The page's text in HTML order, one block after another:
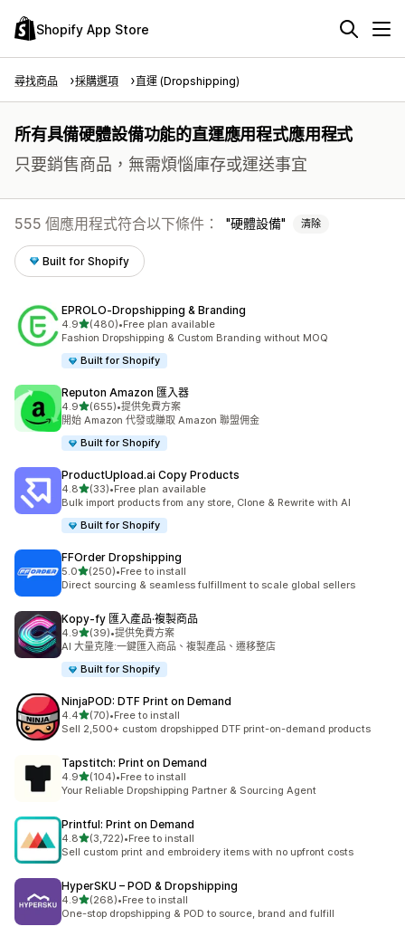
Shopify App Store
尋找商品 採購選項 直運 (Dropshipping)
所有具備硬體設備功能的直運應用程式應用程式
只要銷售商品，無需煩惱庫存或運送事宜
555 個應用程式符合以下條件： 硬體設備 清除
Built for Shopify
EPROLO‑Dropshipping & Branding
4.9滿分 5 顆星
(480)
共有 480 則評價
•Free plan available
Fashion Dropshipping & Custom Branding without MOQ
Built for Shopify
Reputon Amazon 匯入器
4.9滿分 5 顆星
(655)
共有 655 則評價
•提供免費方案
開始 Amazon 代發或賺取 Amazon 聯盟佣金
Built for Shopify
ProductUpload.ai Copy Products
4.8滿分 5 顆星
(33)
共有 33 則評價
•Free plan available
Bulk import products from any store, Clone & Rewrite with AI
Built for Shopify
FFOrder Dropshipping
5.0滿分 5 顆星
(250)
共有 250 則評價
•Free to install
Direct sourcing & seamless fulfillment to scale global sellers
Kopy‑fy 匯入產品·複製商品
4.9滿分 5 顆星
(39)
共有 39 則評價
•提供免費方案
AI 大量克隆:一鍵匯入商品、複製產品、遷移整店
Built for Shopify
NinjaPOD: DTF Print on Demand
4.4滿分 5 顆星
(70)
共有 70 則評價
•Free to install
Sell 2,500+ custom dropshipped DTF print-on-demand products
Tapstitch: Print on Demand
4.9滿分 5 顆星
(104)
共有 104 則評價
•Free to install
Your Reliable Dropshipping Partner & Sourcing Agent
Printful: Print on Demand
4.8滿分 5 顆星
(3,722)
共有 3722 則評價
•Free to install
Sell custom print and embroidery items with no upfront costs
HyperSKU – POD & Dropshipping
4.9滿分 5 顆星
(268)
共有 268 則評價
•Free to install
One-stop dropshipping & POD to source, brand and fulfill